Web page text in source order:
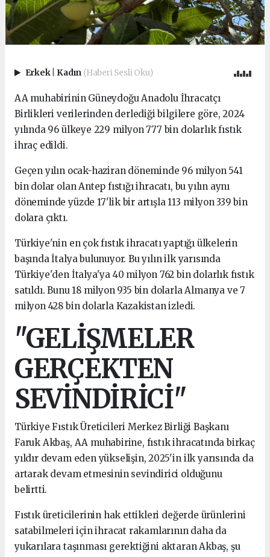
Erkek Kadın (Haberi Sesli Oku)
AA muhabirinin Güneydoğu Anadolu İhracatçı
Birlikleri verilerinden derlediği bilgilere göre, 2024
yılında 96 ülkeye 229 milyon 777 bin dolarlık fıstık
ihraç edildi.
Geçen yılın ocak-haziran döneminde 96 milyon 541
bin dolar olan Antep fıstığı ihracatı, bu yılın aynı
döneminde yüzde 17'lik bir artışla 113 milyon 339 bin
dolara çıktı.
Türkiye'nin en çok fıstık ihracatı yaptığı ülkelerin
başında İtalya bulunuyor. Bu yılın ilk yarısında
Türkiye'den İtalya'ya 40 milyon 762 bin dolarlık fıstık
satıldı. Bunu 18 milyon 935 bin dolarla Almanya ve 7
milyon 428 bin dolarla Kazakistan izledi.
"GELİŞMELER
GERÇEKTEN
SEVİNDİRİCİ"
Türkiye Fıstık Üreticileri Merkez Birliği Başkanı
Faruk Akbaş, AA muhabirine, fıstık ihracatında birkaç
yıldır devam eden yükselişin, 2025'in ilk yarısında da
artarak devam etmesinin sevindirici olduğunu
belirtti.
Fıstık üreticilerinin hak ettikleri değerde ürünlerini
satabilmeleri için ihracat rakamlarının daha da
yukarılara taşınması gerektiğini aktaran Akbaş, şu